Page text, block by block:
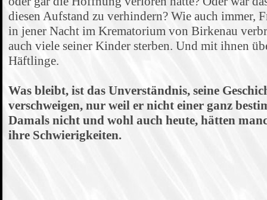
diesen Aufstand zu verhindern? Wie auch immer,
in jener Nacht im Krematorium von Birkenau
auch viele seiner Kinder sterben. Und mit ihnen
Häftlinge.
Was bleibt, ist das Unverständnis, seine
verschweigen, nur weil er nicht einer ganz
Damals nicht und wohl auch heute, hätten
ihre Schwierigkeiten.